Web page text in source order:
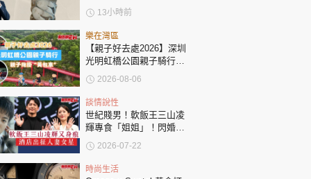
令視力聽覺記憶力永久受
損
13小時前
樂在灣區
【親子好去處2026】深圳
光明虹橋公園親子騎行：
「電助力黃包車」2小時
環湖
2026-08-06
談情說性
世紀賤男！軟飯王三山凌
輝專食「姐姐」！閃婚未
夠一年身痕偷食人妻女星
酒店爆房出征
2026-07-22
時尚生活